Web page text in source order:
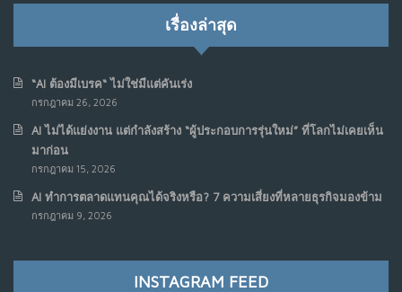
เรื่องล่าสุด
“AI ต้องมีเบรค“ ไม่ใช่มีแต่คันเร่ง
กรกฎาคม 26, 2026
AI ไม่ได้แย่งงาน แต่กำลังสร้าง “ผู้ประกอบการรุ่นใหม่” ที่โลกไม่เคยเห็น
มาก่อน
กรกฎาคม 15, 2026
AI ทำการตลาดแทนคุณได้จริงหรือ? 7 ความเสี่ยงที่หลายธุรกิจมองข้าม
กรกฎาคม 9, 2026
INSTAGRAM FEED